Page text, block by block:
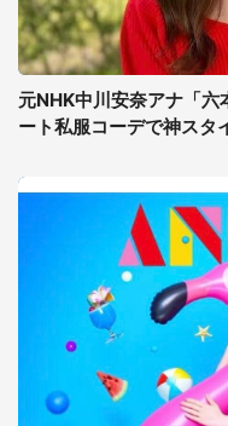
元NHK中川安奈アナ「六
ート私服コーデで神スタ